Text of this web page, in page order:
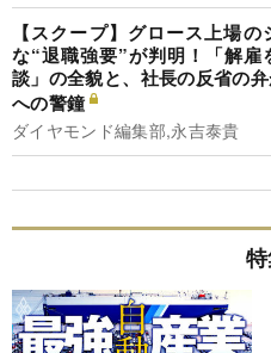
【スクープ】グロース上場
な“退職強要”が判明！「解雇
談」の全貌と、社長の反省の
への警鐘
ダイヤモンド編集部,永吉泰貴